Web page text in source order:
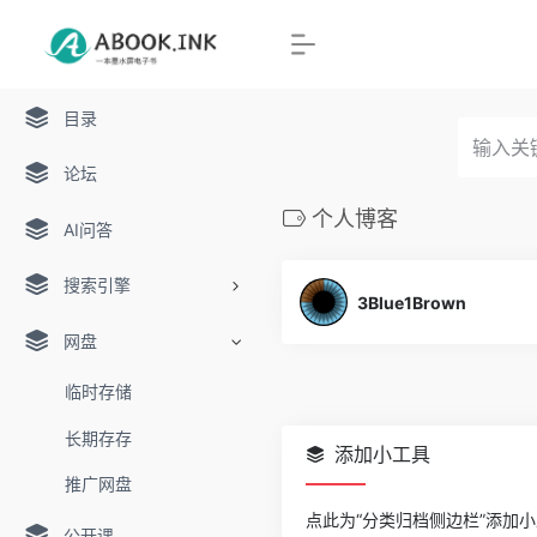
目录
论坛
AI问答
搜索引擎
网盘
临时存储
长期存存
推广网盘
个人博客
3Blue1Brown
添加小工具
点此为“分类归档侧边栏”添加